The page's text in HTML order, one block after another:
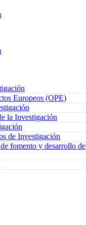
Europeos (OPE)
la Investigación
de Investigación
fomento y desarrollo de